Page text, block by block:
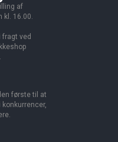
af
kl. 16.00.
fragt ved
første til at